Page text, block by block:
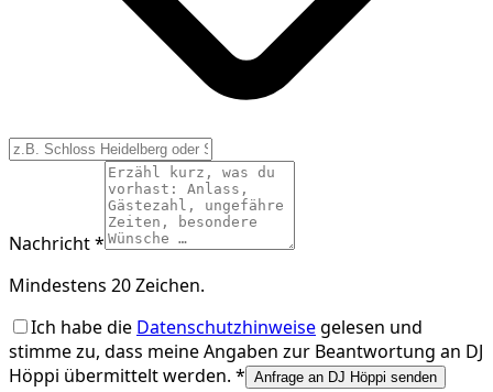
Nachricht *
Mindestens 20 Zeichen.
Ich habe die Datenschutzhinweisegelesen und
stimme zu, dass meine Angaben zur Beantwortung an DJ
Höppi übermittelt werden. * Anfrage an DJ Höppi senden